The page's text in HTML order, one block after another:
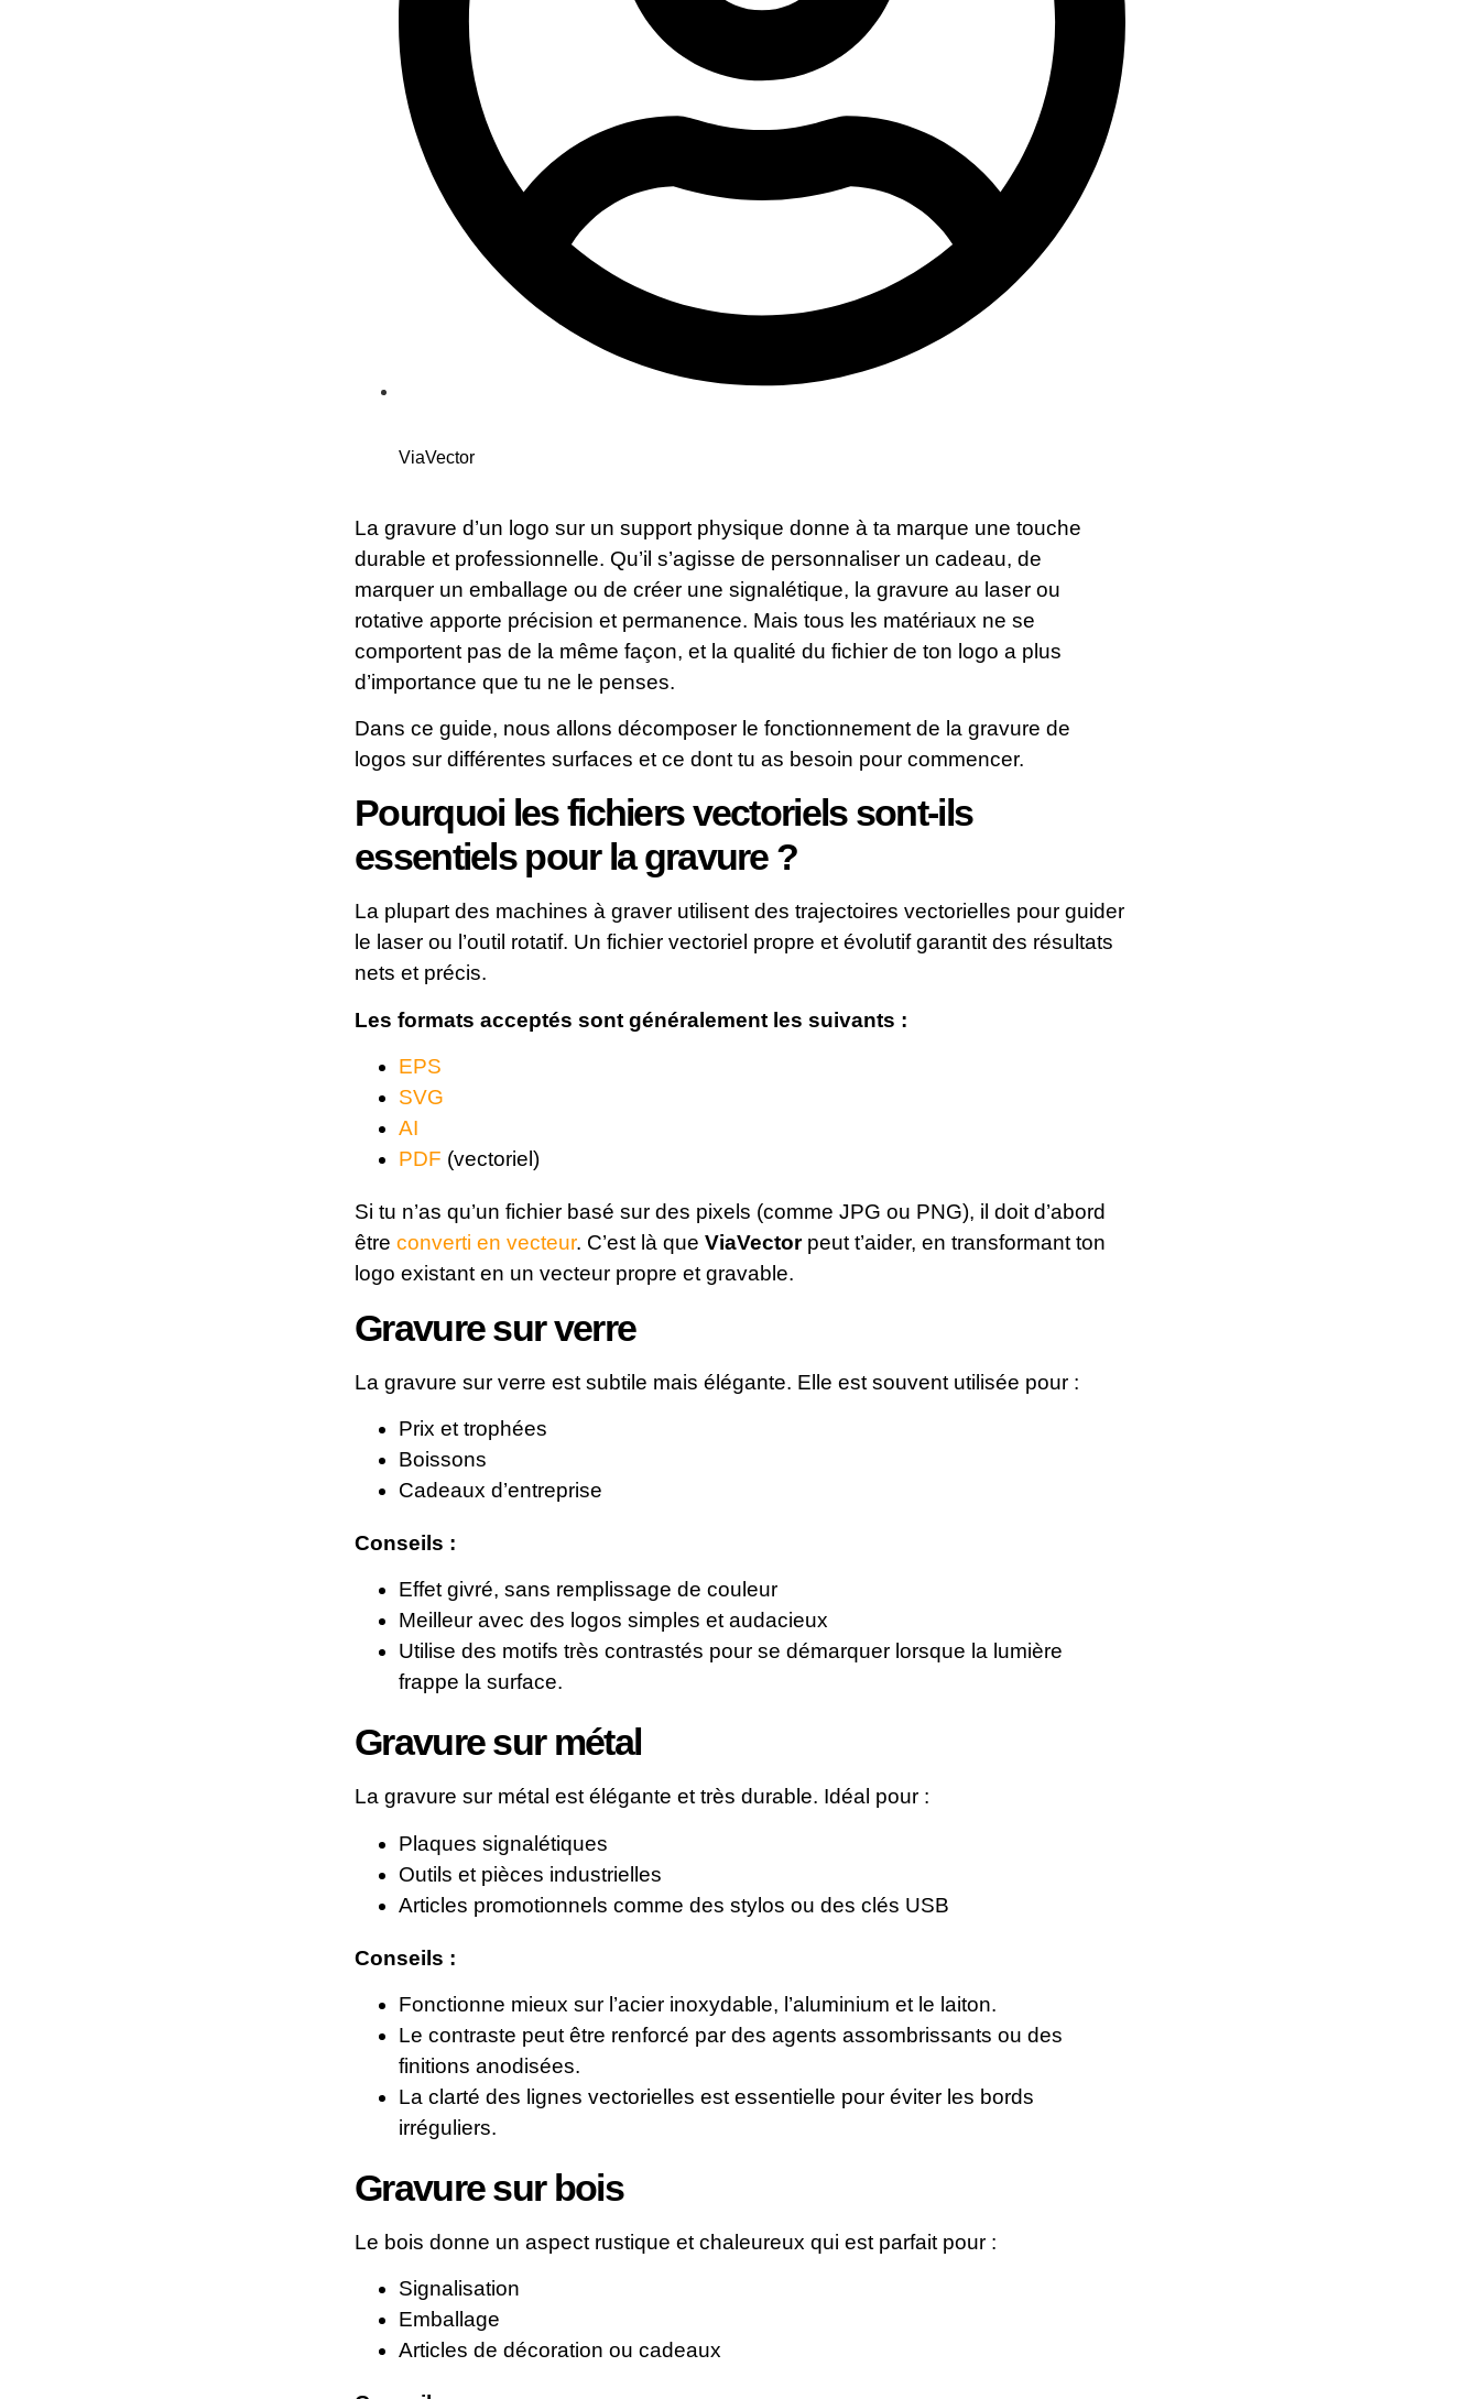
ViaVector
La gravure d’un logo sur un support physique donne à ta marque une touche
durable et professionnelle. Qu’il s’agisse de personnaliser un cadeau, de
marquer un emballage ou de créer une signalétique, la gravure au laser ou
rotative apporte précision et permanence. Mais tous les matériaux ne se
comportent pas de la même façon, et la qualité du fichier de ton logo a plus
d’importance que tu ne le penses.
Dans ce guide, nous allons décomposer le fonctionnement de la gravure de
logos sur différentes surfaces et ce dont tu as besoin pour commencer.
Pourquoi les fichiers vectoriels sont-ils
essentiels pour la gravure ?
La plupart des machines à graver utilisent des trajectoires vectorielles pour guider
le laser ou l’outil rotatif. Un fichier vectoriel propre et évolutif garantit des résultats
nets et précis.
Les formats acceptés sont généralement les suivants :
EPS
SVG
AI
PDF (vectoriel)
Si tu n’as qu’un fichier basé sur des pixels (comme JPG ou PNG), il doit d’abord
être converti en vecteur. C’est là que ViaVectorpeut t’aider, en transformant ton
logo existant en un vecteur propre et gravable.
Gravure sur verre
La gravure sur verre est subtile mais élégante. Elle est souvent utilisée pour :
Prix et trophées
Boissons
Cadeaux d’entreprise
Conseils :
Effet givré, sans remplissage de couleur
Meilleur avec des logos simples et audacieux
Utilise des motifs très contrastés pour se démarquer lorsque la lumière
frappe la surface.
Gravure sur métal
La gravure sur métal est élégante et très durable. Idéal pour :
Plaques signalétiques
Outils et pièces industrielles
Articles promotionnels comme des stylos ou des clés USB
Conseils :
Fonctionne mieux sur l’acier inoxydable, l’aluminium et le laiton.
Le contraste peut être renforcé par des agents assombrissants ou des
finitions anodisées.
La clarté des lignes vectorielles est essentielle pour éviter les bords
irréguliers.
Gravure sur bois
Le bois donne un aspect rustique et chaleureux qui est parfait pour :
Signalisation
Emballage
Articles de décoration ou cadeaux